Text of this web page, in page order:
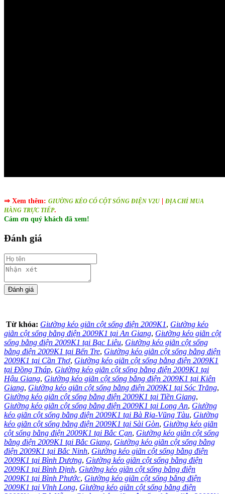
⇒ Xem thêm: GIƯỜNG KÉO CỔ CỘT SỐNG ĐIỆN V2U
ĐỊA CHỈ MUA
HÀNG TRỰC TIẾP.
Cám ơn quý khách đã xem!
Đánh giá
Từ khóa: Giường kéo giãn cột sống điện 2009K1, Giường kéo
giãn cột sống bằng điện 2009K1 tại An Giang, Giường kéo giãn cột
sống bằng điện 2009K1 tại Bạc Liêu, Giường kéo giãn cột sống
bằng điện 2009K1 tại Bến Tre, Giường kéo giãn cột sống bằng điện
2009K1 tại Cần Thơ, Giường kéo giãn cột sống bằng điện 2009K1
tại Đồng Tháp, Giường kéo giãn cột sống bằng điện 2009K1 tại
Hậu Giang, Giường kéo giãn cột sống bằng điện 2009K1 tại Kiên
Giang, Giường kéo giãn cột sống bằng điện 2009K1 tại Sóc Trăng,
Giường kéo giãn cột sống bằng điện 2009K1 tại Tiền Giang,
Giường kéo giãn cột sống bằng điện 2009K1 tại Long An, Giường
kéo giãn cột sống bằng điện 2009K1 tại Bà Rịa-Vũng Tàu, Giường
kéo giãn cột sống bằng điện 2009K1 tại Sài Gòn, Giường kéo giãn
cột sống bằng điện 2009K1 tại Bắc Cạn, Giường kéo giãn cột sống
bằng điện 2009K1 tại Bắc Giang, Giường kéo giãn cột sống bằng
điện 2009K1 tại Bắc Ninh, Giường kéo giãn cột sống bằng điện
2009K1 tại Bình Dương, Giường kéo giãn cột sống bằng điện
2009K1 tại Bình Định, Giường kéo giãn cột sống bằng điện
2009K1 tại Bình Phước, Giường kéo giãn cột sống bằng điện
2009K1 tại Vĩnh Long, Giường kéo giãn cột sống bằng điện